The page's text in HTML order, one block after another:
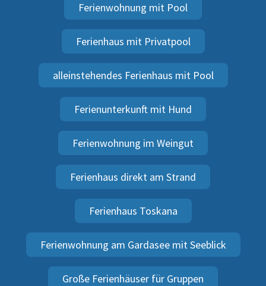
Ferienwohnung mit Pool
Ferienhaus mit Privatpool
alleinstehendes Ferienhaus mit Pool
Ferienunterkunft mit Hund
Ferienwohnung im Weingut
Ferienhaus direkt am Strand
Ferienhaus Toskana
Ferienwohnung am Gardasee mit Seeblick
Große Ferienhäuser für Gruppen